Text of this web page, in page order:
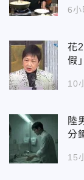
6小
花
假
10
陸
分
15